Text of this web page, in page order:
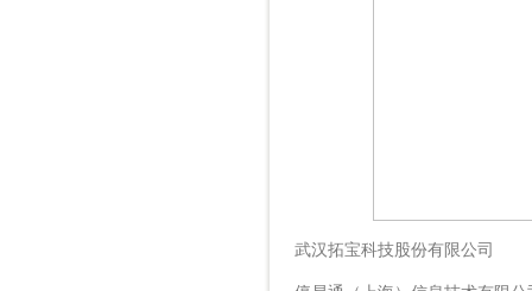
武汉拓宝科技股份有限公司